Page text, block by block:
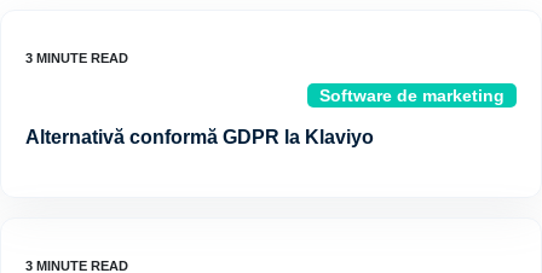
Software de marketing
Alternativă conformă GDPR la Klaviyo